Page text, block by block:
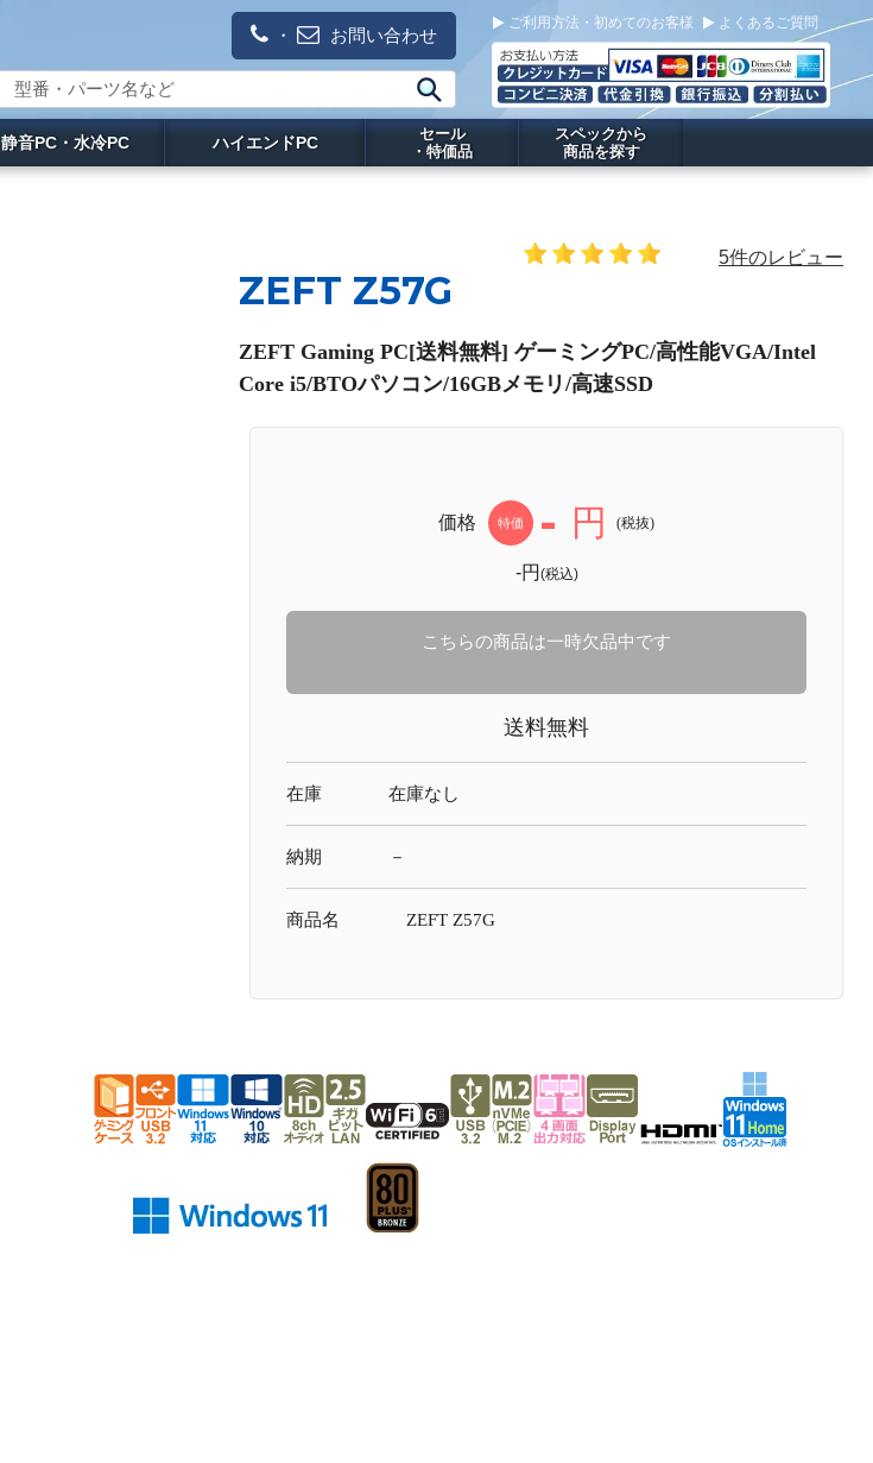
・ お問い合わせ
ご利用方法・初めてのお客様 よくあるご質問
静音PC・水冷PC ハイエンドPC
セール
・特価品
スペックから
商品を探す
ZEFT Z57G
5件のレビュー
ZEFT Gaming PC[送料無料] ゲーミングPC/高性能VGA/Intel
Core i5/BTOパソコン/16GBメモリ/高速SSD
価格 特価 - 円 (税抜)
-円 (税込)
こちらの商品は一時欠品中です
送料無料
在庫 在庫なし
納期 －
商品名 ZEFT Z57G